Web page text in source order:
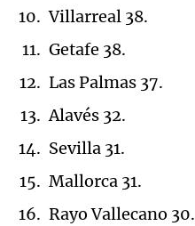
Villarreal 38.
Getafe 38.
Las Palmas 37.
Alavés 32.
Sevilla 31.
Mallorca 31.
Rayo Vallecano 30.